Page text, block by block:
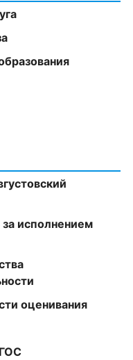
исполнением
оценивания